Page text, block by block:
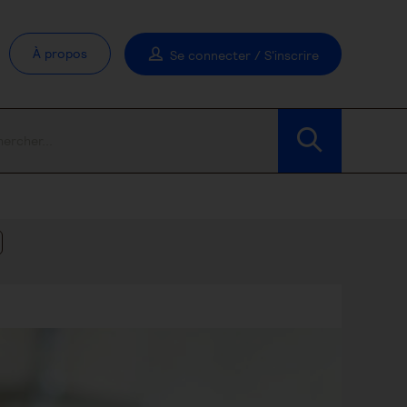
À propos Se connecter / S'inscrire